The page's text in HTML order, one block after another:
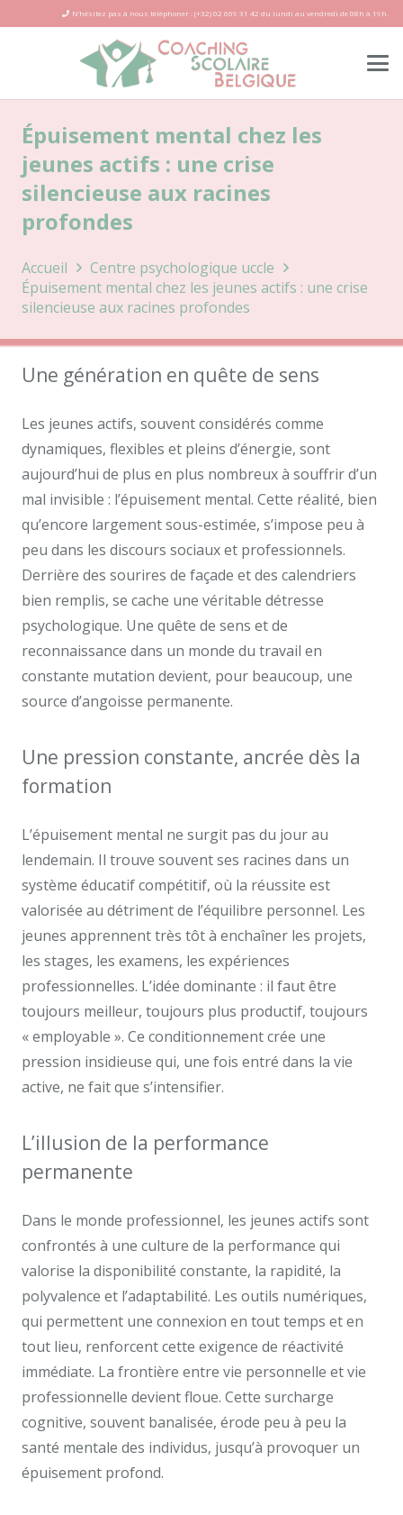
N’hésitez pas à nous téléphoner : (+32) 02 669 31 42 du lundi au vendredi de 08h à 19h.
Épuisement mental chez les
jeunes actifs : une crise
silencieuse aux racines
profondes
Accueil
Centre psychologique uccle
Épuisement mental chez les jeunes actifs : une crise
silencieuse aux racines profondes
Une génération en quête de sens
Les jeunes actifs, souvent considérés comme
dynamiques, flexibles et pleins d’énergie, sont
aujourd’hui de plus en plus nombreux à souffrir d’un
mal invisible : l’épuisement mental. Cette réalité, bien
qu’encore largement sous-estimée, s’impose peu à
peu dans les discours sociaux et professionnels.
Derrière des sourires de façade et des calendriers
bien remplis, se cache une véritable détresse
psychologique. Une quête de sens et de
reconnaissance dans un monde du travail en
constante mutation devient, pour beaucoup, une
source d’angoisse permanente.
Une pression constante, ancrée dès la
formation
L’épuisement mental ne surgit pas du jour au
lendemain. Il trouve souvent ses racines dans un
système éducatif compétitif, où la réussite est
valorisée au détriment de l’équilibre personnel. Les
jeunes apprennent très tôt à enchaîner les projets,
les stages, les examens, les expériences
professionnelles. L’idée dominante : il faut être
toujours meilleur, toujours plus productif, toujours
« employable ». Ce conditionnement crée une
pression insidieuse qui, une fois entré dans la vie
active, ne fait que s’intensifier.
L’illusion de la performance
permanente
Dans le monde professionnel, les jeunes actifs sont
confrontés à une culture de la performance qui
valorise la disponibilité constante, la rapidité, la
polyvalence et l’adaptabilité. Les outils numériques,
qui permettent une connexion en tout temps et en
tout lieu, renforcent cette exigence de réactivité
immédiate. La frontière entre vie personnelle et vie
professionnelle devient floue. Cette surcharge
cognitive, souvent banalisée, érode peu à peu la
santé mentale des individus, jusqu’à provoquer un
épuisement profond.